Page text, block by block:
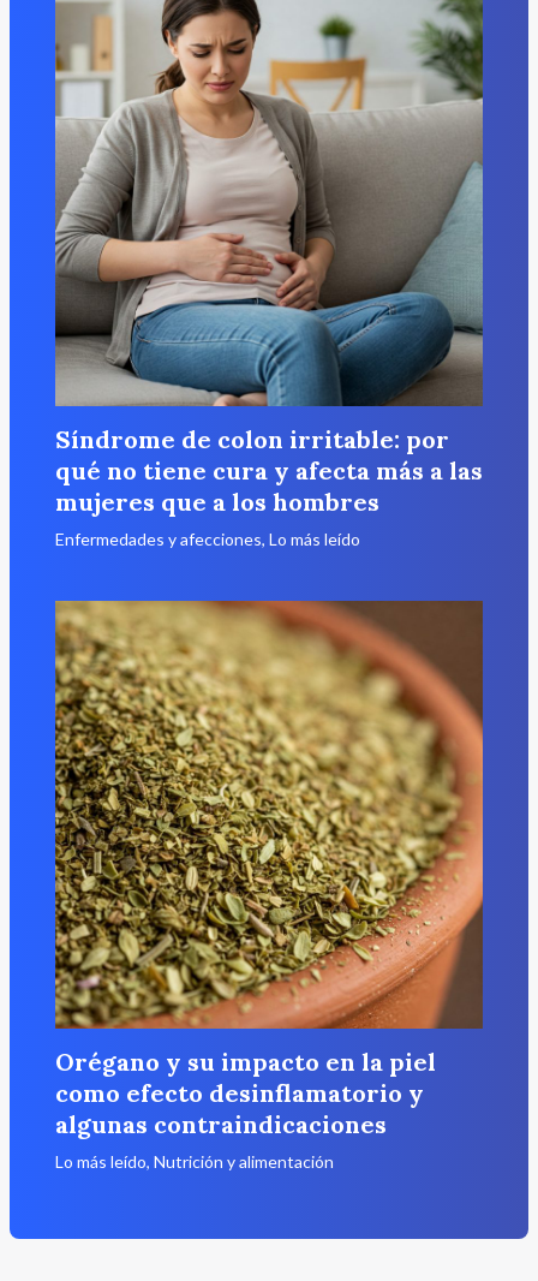
Síndrome de colon irritable: por
qué no tiene cura y afecta más a las
mujeres que a los hombres
Enfermedades y afecciones, Lo más leído
Orégano y su impacto en la piel
como efecto desinflamatorio y
algunas contraindicaciones
Lo más leído, Nutrición y alimentación